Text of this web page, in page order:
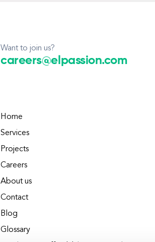
Want to join us?
careers@elpassion.com
Home
Services
Projects
Careers
About us
Contact
Blog
Glossary